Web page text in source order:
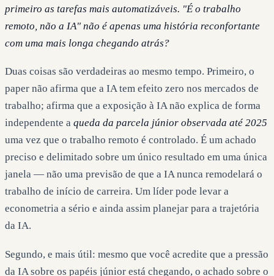
primeiro as tarefas mais automatizáveis. "É o trabalho
remoto, não a IA" não é apenas uma história reconfortante
com uma mais longa chegando atrás?
Duas coisas são verdadeiras ao mesmo tempo. Primeiro, o
paper não afirma que a IA tem efeito zero nos mercados de
trabalho; afirma que a exposição à IA não explica de forma
independente a queda da parcela júnior observada até 2025
uma vez que o trabalho remoto é controlado. É um achado
preciso e delimitado sobre um único resultado em uma única
janela — não uma previsão de que a IA nunca remodelará o
trabalho de início de carreira. Um líder pode levar a
econometria a sério e ainda assim planejar para a trajetória
da IA.
Segundo, e mais útil: mesmo que você acredite que a pressão
da IA sobre os papéis júnior está chegando, o achado sobre o